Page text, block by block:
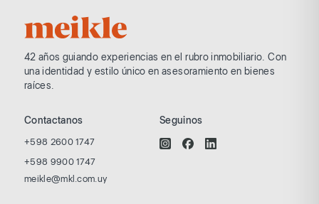
42 años guiando experiencias en el rubroinmobiliario. Con
una identidad y estilo único en asesoramiento en bienes
raíces.
Contactanos
+598 2600 1747
+598 9900 1747
meikle@mkl.com.uy
Seguinos